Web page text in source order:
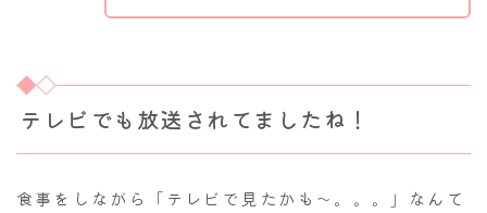
テレビでも放送されてましたね！
食事をしながら「テレビで見たかも～。。。」なんて